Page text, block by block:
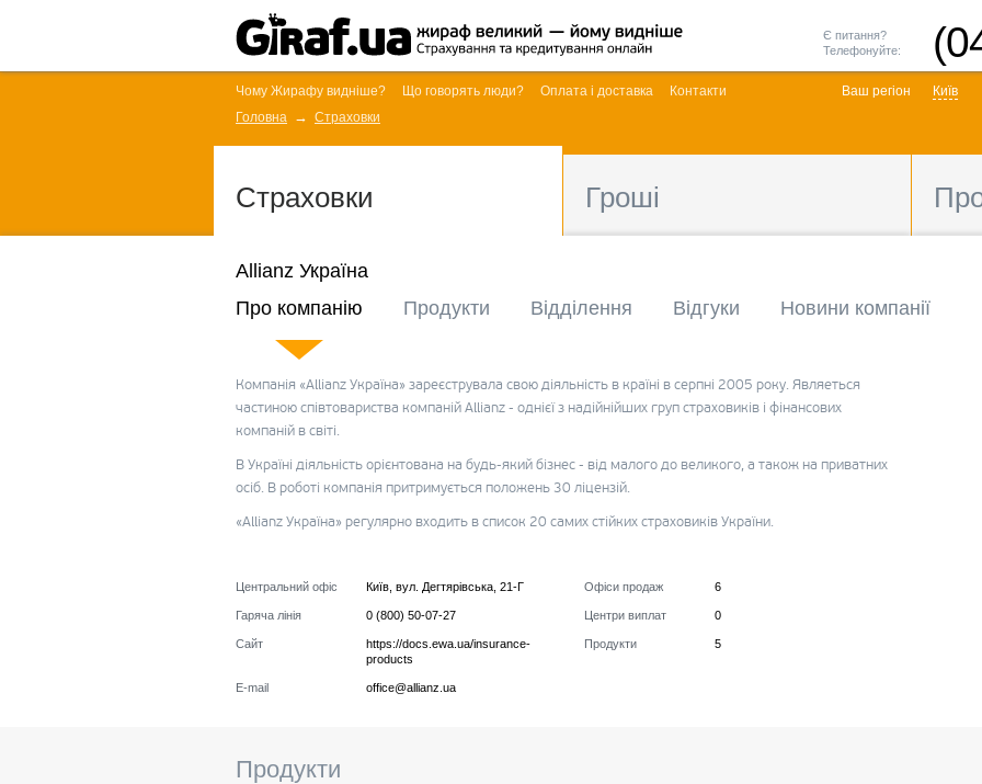
Є питання?
Телефонуйте:
Чому Жирафу видніше? Що говорять люди? Оплата і доставка
Контакти
Головна
Страховки
Ваш регіон Київ
Страховки Гроші
Allianz Україна
Про компанію
Продукти Відділення Відгуки Новини компанії
Компанія «Allianz Україна» зареєструвала свою діяльність в країні в серпні 2005 року. Являеться
частиною співтовариства компаній Allianz - однієї з надійнійших груп страховиків і фінансових
компаній в світі.
В Україні діяльність орієнтована на будь-який бізнес - від малого до великого, а також на приватних
осіб. В роботі компанія притримується положень 30 ліцензій.
«Allianz Україна» регулярно входить в список 20 самих стійких страховиків України.
Центральний офіс Київ вул. Дегтярівська, 21-Г
Гаряча лінія 0 (800) 50-07-27
Сайт
https://docs.ewa.ua/insurance-
products
E-mail office@allianz.ua
Офіси продаж 6
Центри виплат 0
Продукти 5
Продукти